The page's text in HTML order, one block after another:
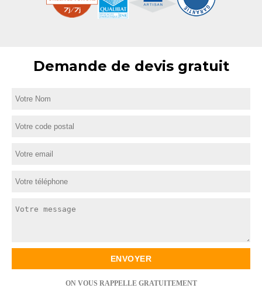
Demande de devis gratuit
ON VOUS RAPPELLE GRATUITEMENT